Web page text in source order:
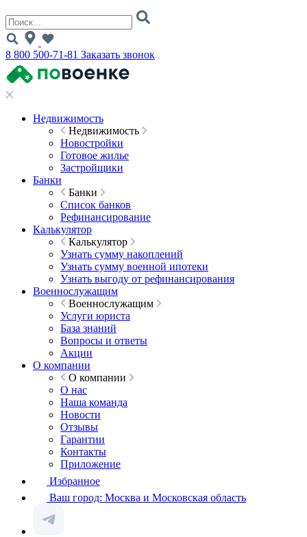
8 800 500-71-81 Заказать звонок
Недвижимость
Недвижимость
Новостройки
Готовое жилье
Застройщики
Банки
Банки
Список банков
Рефинансирование
Калькулятор
Калькулятор
Узнать сумму накоплений
Узнать сумму военной ипотеки
Узнать выгоду от рефинансирования
Военнослужащим
Военнослужащим
Услуги юриста
База знаний
Вопросы и ответы
Акции
О компании
О компании
О нас
Наша команда
Новости
Отзывы
Гарантии
Контакты
Приложение
Избранное
Ваш город: Москва и Московская область